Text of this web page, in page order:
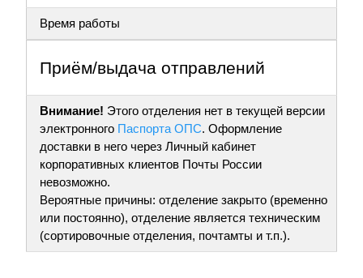
Время работы
Приём/выдача отправлений
Внимание! Этого отделения нет в текущей версии
электронного Паспорта ОПС. Оформление
доставки в него через Личный кабинет
корпоративных клиентов Почты России
невозможно.
Вероятные причины: отделение закрыто (временно
или постоянно), отделение является техническим
(сортировочные отделения, почтамты и т.п.).